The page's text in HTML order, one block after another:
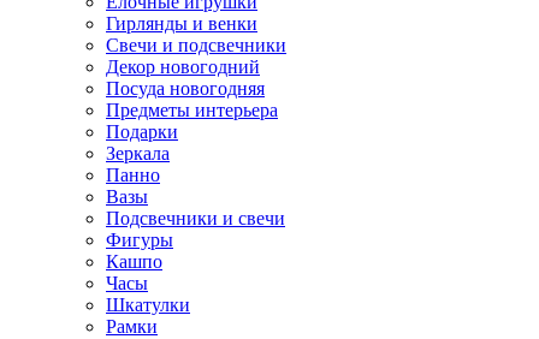
Гирлянды и венки
Свечи и подсвечники
Декор новогодний
Посуда новогодняя
Предметы интерьера
Подарки
Зеркала
Панно
Вазы
Подсвечники и свечи
Фигуры
Кашпо
Часы
Шкатулки
Рамки